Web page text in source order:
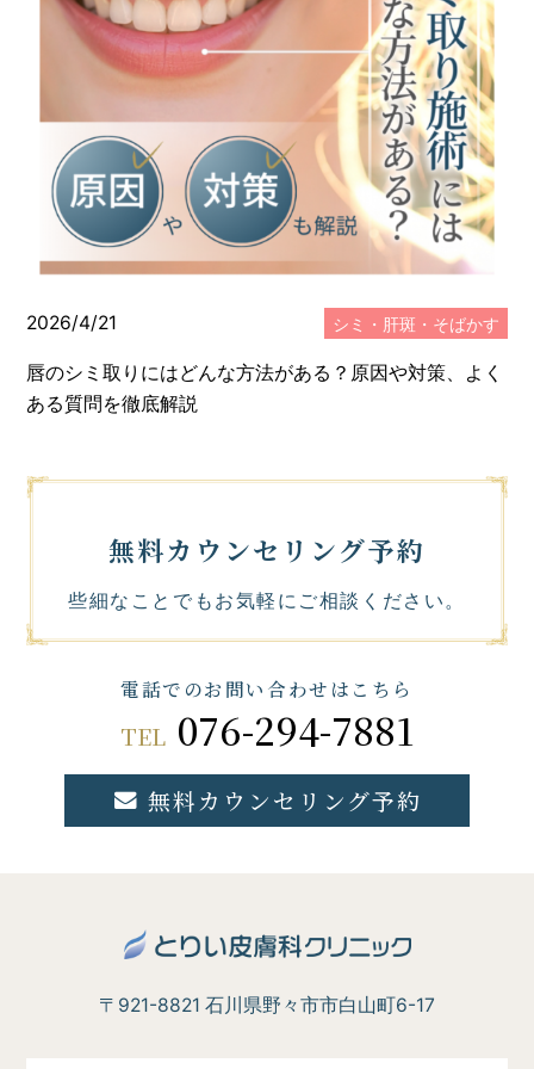
スタッフのブログ
2026/4/21 シミ・肝斑・そばかす
唇のシミ取りにはどんな方法がある？原因や対策、よく
ある質問を徹底解説
無料カウンセリング予約
些細なことでもお気軽にご相談ください。
電話でのお問い合わせはこちら
TEL 076-294-7881
無料カウンセリング予約
〒921-8821 石川県野々市市白山町6-17